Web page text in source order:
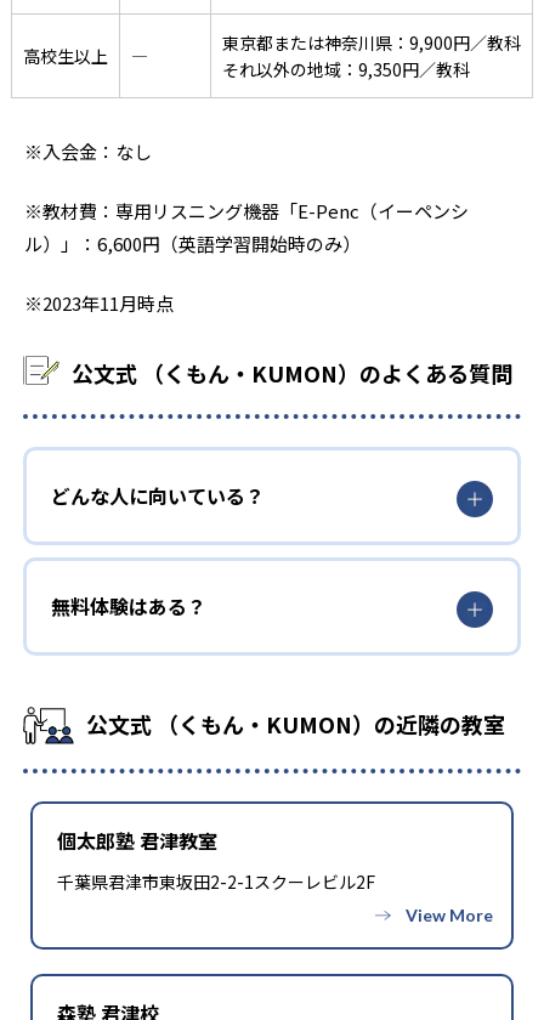
高校生以上 ―
東京都または神奈川県：9,900円／教科
それ以外の地域：9,350円／教科
※入会金：なし
※教材費：専用リスニング機器「E-Penc（イーペンシ
ル）」：6,600円（英語学習開始時のみ）
※2023年11月時点
公文式 （くもん・KUMON）のよくある質問
どんな人に向いている？
無料体験はある？
公文式 （くもん・KUMON）の近隣の教室
個太郎塾 君津教室
千葉県君津市東坂田2-2-1スクーレビル2F
森塾 君津校